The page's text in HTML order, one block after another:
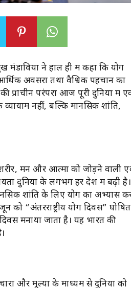
मंडाविया ने हाल ही में कहा कि योग
अवसरों तथा वैश्विक पहचान का
प्राचीन परंपरा आज पूरी दुनिया में
नहीं, बल्कि मानसिक शांति,
मन और आत्मा को जोड़ने वाली
दुनिया के लगभग हर देश में बढ़ी है।
शांति के लिए योग का अभ्यास
को “अंतरराष्ट्रीय योग दिवस” घोषित
मनाया जाता है। यह भारत की
और मूल्यों के माध्यम से दुनिया को